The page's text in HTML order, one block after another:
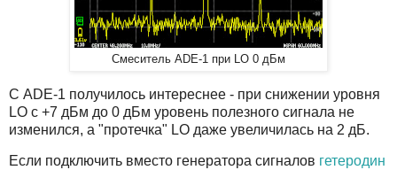
Смеситель ADE-1 при LO 0 дБм
С ADE-1 получилось интереснее - при снижении уровня
LO с +7 дБм до 0 дБм уровень полезного сигнала не
изменился, а "протечка" LO даже увеличилась на 2 дБ.
Если подключить вместо генератора сигналов гетеродин